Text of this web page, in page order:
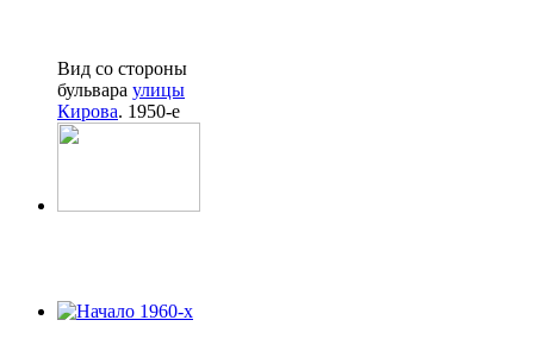
Вид со стороны
бульвара улицы
Кирова. 1950-е